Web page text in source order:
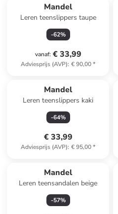
Mandel
Leren teenslippers taupe
-62%
vanaf: € 33,99
Adviesprijs (AVP): € 90,00*
Mandel
Leren teenslippers kaki
-64%
€ 33,99
Adviesprijs (AVP): € 95,00*
Mandel
Leren teensandalen beige
-57%